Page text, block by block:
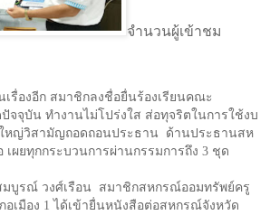
จำนวนผู้เข้าชม
รื่องอีก สมาชิกลงชื่อยื่นร้องเรียนคณะ
จจุบัน ทำงานไม่โปร่งใส ส่อทุจริตในการใช้งบ
หญ่วิสามัญถอดถอนประธาน
ด้านประธานสห
ผยทุกกระบวนการผ่านกรรมการถึง 3 ชุด
บูรณ์ วงศ์เรือน
สมาชิกสหกรณ์ออมทรัพย์ครู
อเมือง 1 ได้เข้ายื่นหนังสือต่อสหกรณ์จังหวัด